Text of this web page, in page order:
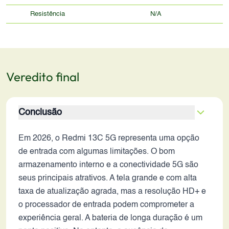
Resistência N/A
Veredito final
Conclusão
Em 2026, o Redmi 13C 5G representa uma opção
de entrada com algumas limitações. O bom
armazenamento interno e a conectividade 5G são
seus principais atrativos. A tela grande e com alta
taxa de atualização agrada, mas a resolução HD+ e
o processador de entrada podem comprometer a
experiência geral. A bateria de longa duração é um